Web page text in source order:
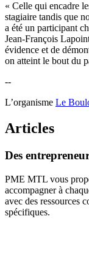
« Celle qui encadre
stagiaire tandis que
a été un participant
Jean-François
évidence et de
on atteint le bout du
--
L’organisme Le
Articles
Des
PME MTL vous
accompagner à
avec des ressources
spécifiques.